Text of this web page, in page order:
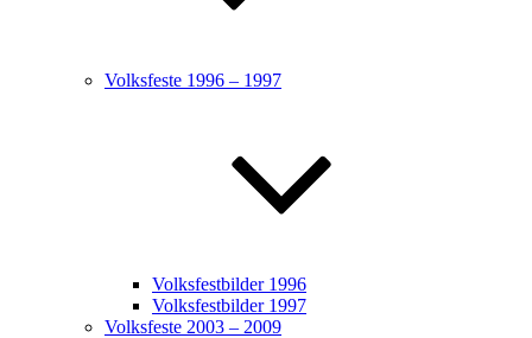
Volksfeste 1996 – 1997
Volksfestbilder 1996
Volksfestbilder 1997
Volksfeste 2003 – 2009